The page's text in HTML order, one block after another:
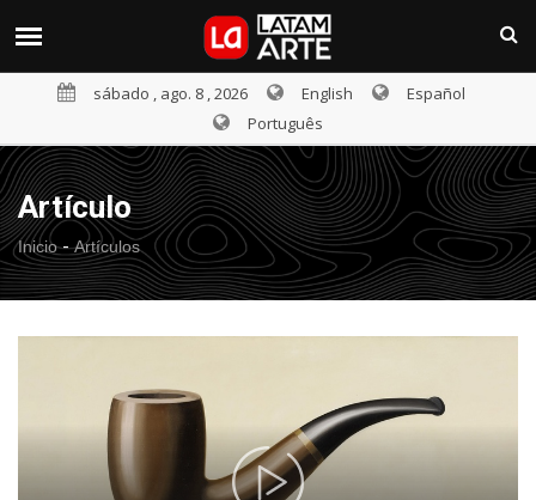
sábado , ago. 8 , 2026 English
Español
Português
Artículo
Inicio- Artículos